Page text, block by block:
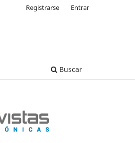
Buscar
Registrarse Entrar